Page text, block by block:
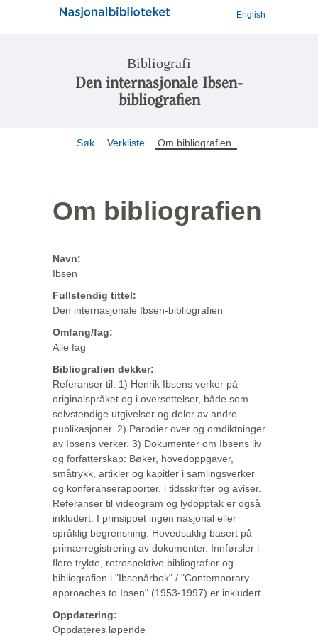
English
Bibliografi
Den internasjonale Ibsen-
bibliografien
Søk Verkliste Om bibliografien
Om bibliografien
Navn:
Ibsen
Fullstendig tittel:
Den internasjonale Ibsen-bibliografien
Omfang/fag:
Alle fag
Bibliografien dekker:
Referanser til: 1) Henrik Ibsens verker på
originalspråket og i oversettelser, både som
selvstendige utgivelser og deler av andre
publikasjoner. 2) Parodier over og omdiktninger
av Ibsens verker. 3) Dokumenter om Ibsens liv
og forfatterskap: Bøker, hovedoppgaver,
småtrykk, artikler og kapitler i samlingsverker
og konferanserapporter, i tidsskrifter og aviser.
Referanser til videogram og lydopptak er også
inkludert. I prinsippet ingen nasjonal eller
språklig begrensning. Hovedsaklig basert på
primærregistrering av dokumenter. Innførsler i
flere trykte, retrospektive bibliografier og
bibliografien i "Ibsenårbok" / "Contemporary
approaches to Ibsen" (1953-1997) er inkludert.
Oppdatering:
Oppdateres løpende